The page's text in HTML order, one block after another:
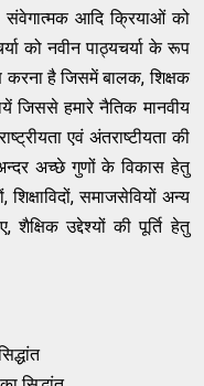
संवेगात्मक आदि क्रियाओं को
को नवीन पाठ्यचर्या के रूप
करना है जिसमें बालक, शिक्षक
जिससे हमारे नैतिक मानवीय
एवं अंतराष्टीयता की
अच्छे गुणों के विकास हेतु
शिक्षाविदों, समाजसेवियों अन्य
उद्देश्यों की पूर्ति हेतु